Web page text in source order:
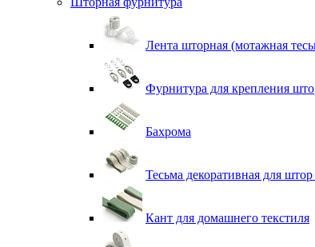
Лента шторная (мотажная
Фурнитура для крепления
Бахрома
Тесьма декоративная для
Кант для домашнего текстиля